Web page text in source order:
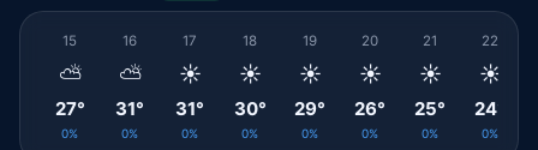
15
⛅
27°
0%
16
⛅
31°
0%
17
☀️
31°
0%
18
☀️
30°
0%
19
☀️
29°
0%
20
☀️
26°
0%
21
☀️
25°
0%
22
☀️
24°
0%